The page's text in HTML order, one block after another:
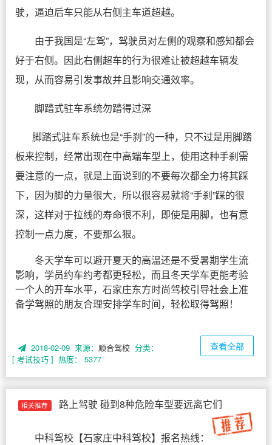
驶，逼迫后车只能从右侧主车道超越。
由于我国是“左驾”，驾驶员对左侧的观察和感知都会
好于右侧。因此右侧超车的行为很难让被超越车辆发
现，从而容易引发事故并且影响交通效率。
脚踏式驻车系统勿踏得过深
脚踏式驻车系统也是“手刹”的一种，只不过是用脚踏
板来控制，经常出现在中高端车型上，使用这种手刹需
要注意的一点，就是上面说到的不要每次都全力将其踩
下，因为脚的力量很大，所以很容易就将“手刹”踩的很
深，这样对于拉线的寿命很不利，即使是用脚，也有意
控制一点力度，不要那么狠。
冬天学车可以避开夏天的高温还是不受暑期学生流
影响，学员约车约考都更轻松，而且冬天学车更能考验
一个人的开车水平，石家庄东方时尚驾校引导社会上准
备学驾照的朋友合理安排学车时间，轻松取得驾照！
2018-02-09 来源：顺合驾校 分类：
[ 考试技巧 ] 热度： 5377
查看全部
相关推荐 路上驾驶 碰到8种危险车型要远离它们
中科驾校 【石家庄中科驾校】报名热线：